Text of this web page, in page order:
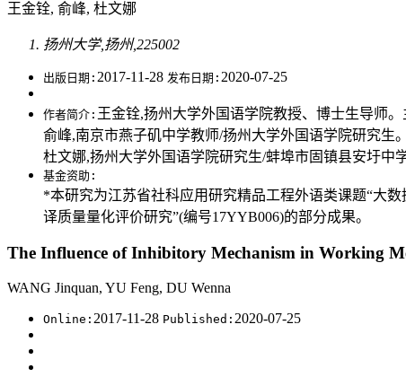
王金铨, 俞峰, 杜文娜
扬州大学,扬州,225002
出版日期: 2017-11-28 发布日期: 2020-07-25
作者简介: 王金铨,扬州大学外国语学院教授、博士生导师
俞峰,南京市燕子矶中学教师/扬州大学外国语学院研究生
杜文娜,扬州大学外国语学院研究生/蚌埠市固镇县安圩中
基金资助:
*本研究为江苏省社科应用研究精品工程外语类课题“大
译质量量化评价研究”(编号17YYB006)的部分成果。
The Influence of Inhibitory Mechanism in Working
WANG Jinquan, YU Feng, DU Wenna
Online: 2017-11-28 Published: 2020-07-25